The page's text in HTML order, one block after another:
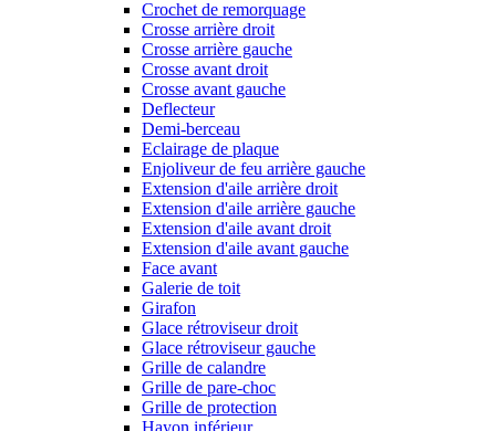
Crochet de remorquage
Crosse arrière droit
Crosse arrière gauche
Crosse avant droit
Crosse avant gauche
Deflecteur
Demi-berceau
Eclairage de plaque
Enjoliveur de feu arrière gauche
Extension d'aile arrière droit
Extension d'aile arrière gauche
Extension d'aile avant droit
Extension d'aile avant gauche
Face avant
Galerie de toit
Girafon
Glace rétroviseur droit
Glace rétroviseur gauche
Grille de calandre
Grille de pare-choc
Grille de protection
Hayon inférieur